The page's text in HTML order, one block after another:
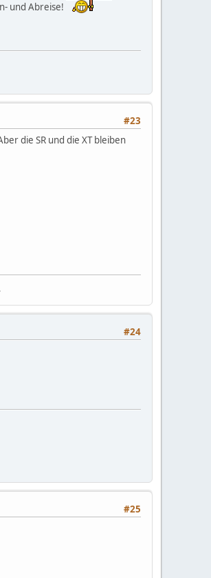
und Abreise!
#23
die SR und die XT bleiben
#24
#25